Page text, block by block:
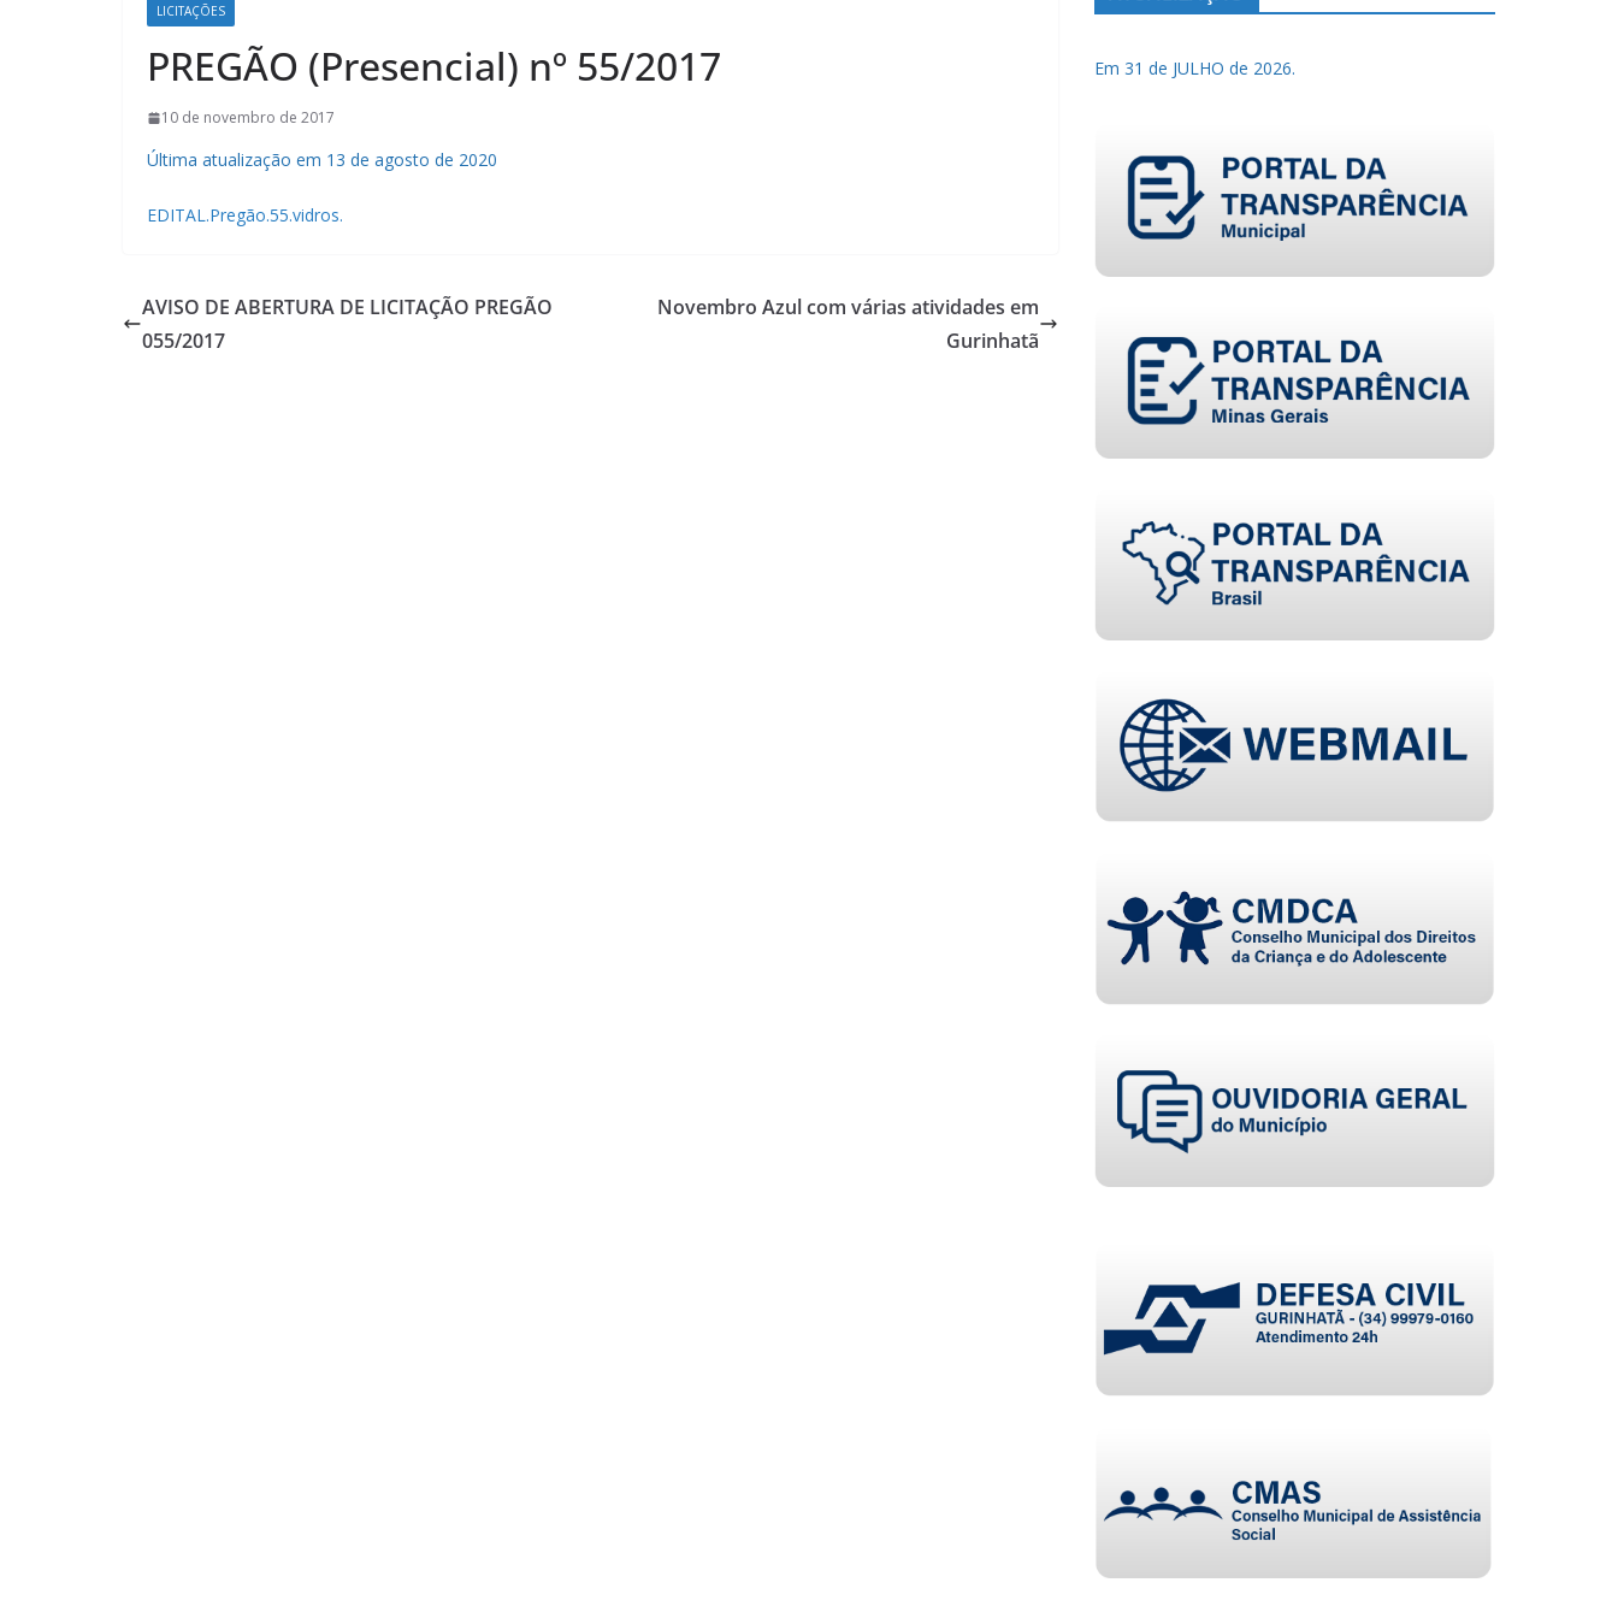
LICITAÇÕES
PREGÃO (Presencial) nº 55/2017
10 de novembro de 2017
Última atualização em 13 de agosto de 2020
EDITAL.Pregão.55.vidros.
AVISO DE ABERTURA DE LICITAÇÃO PREGÃO
055/2017
Novembro Azul com várias atividades em
Gurinhatã
Em 31 de JULHO de 2026.